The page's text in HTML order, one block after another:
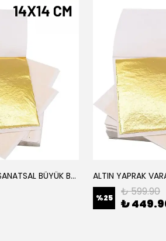
ALTIN YAPRAK VARAK SANATSAL BÜYÜK BOY FOLYO EPOKSİ REÇİNE NAİL ART 8 ADET ALTIN RENK 14X14 CM
%25 ₺ 599.90
₺